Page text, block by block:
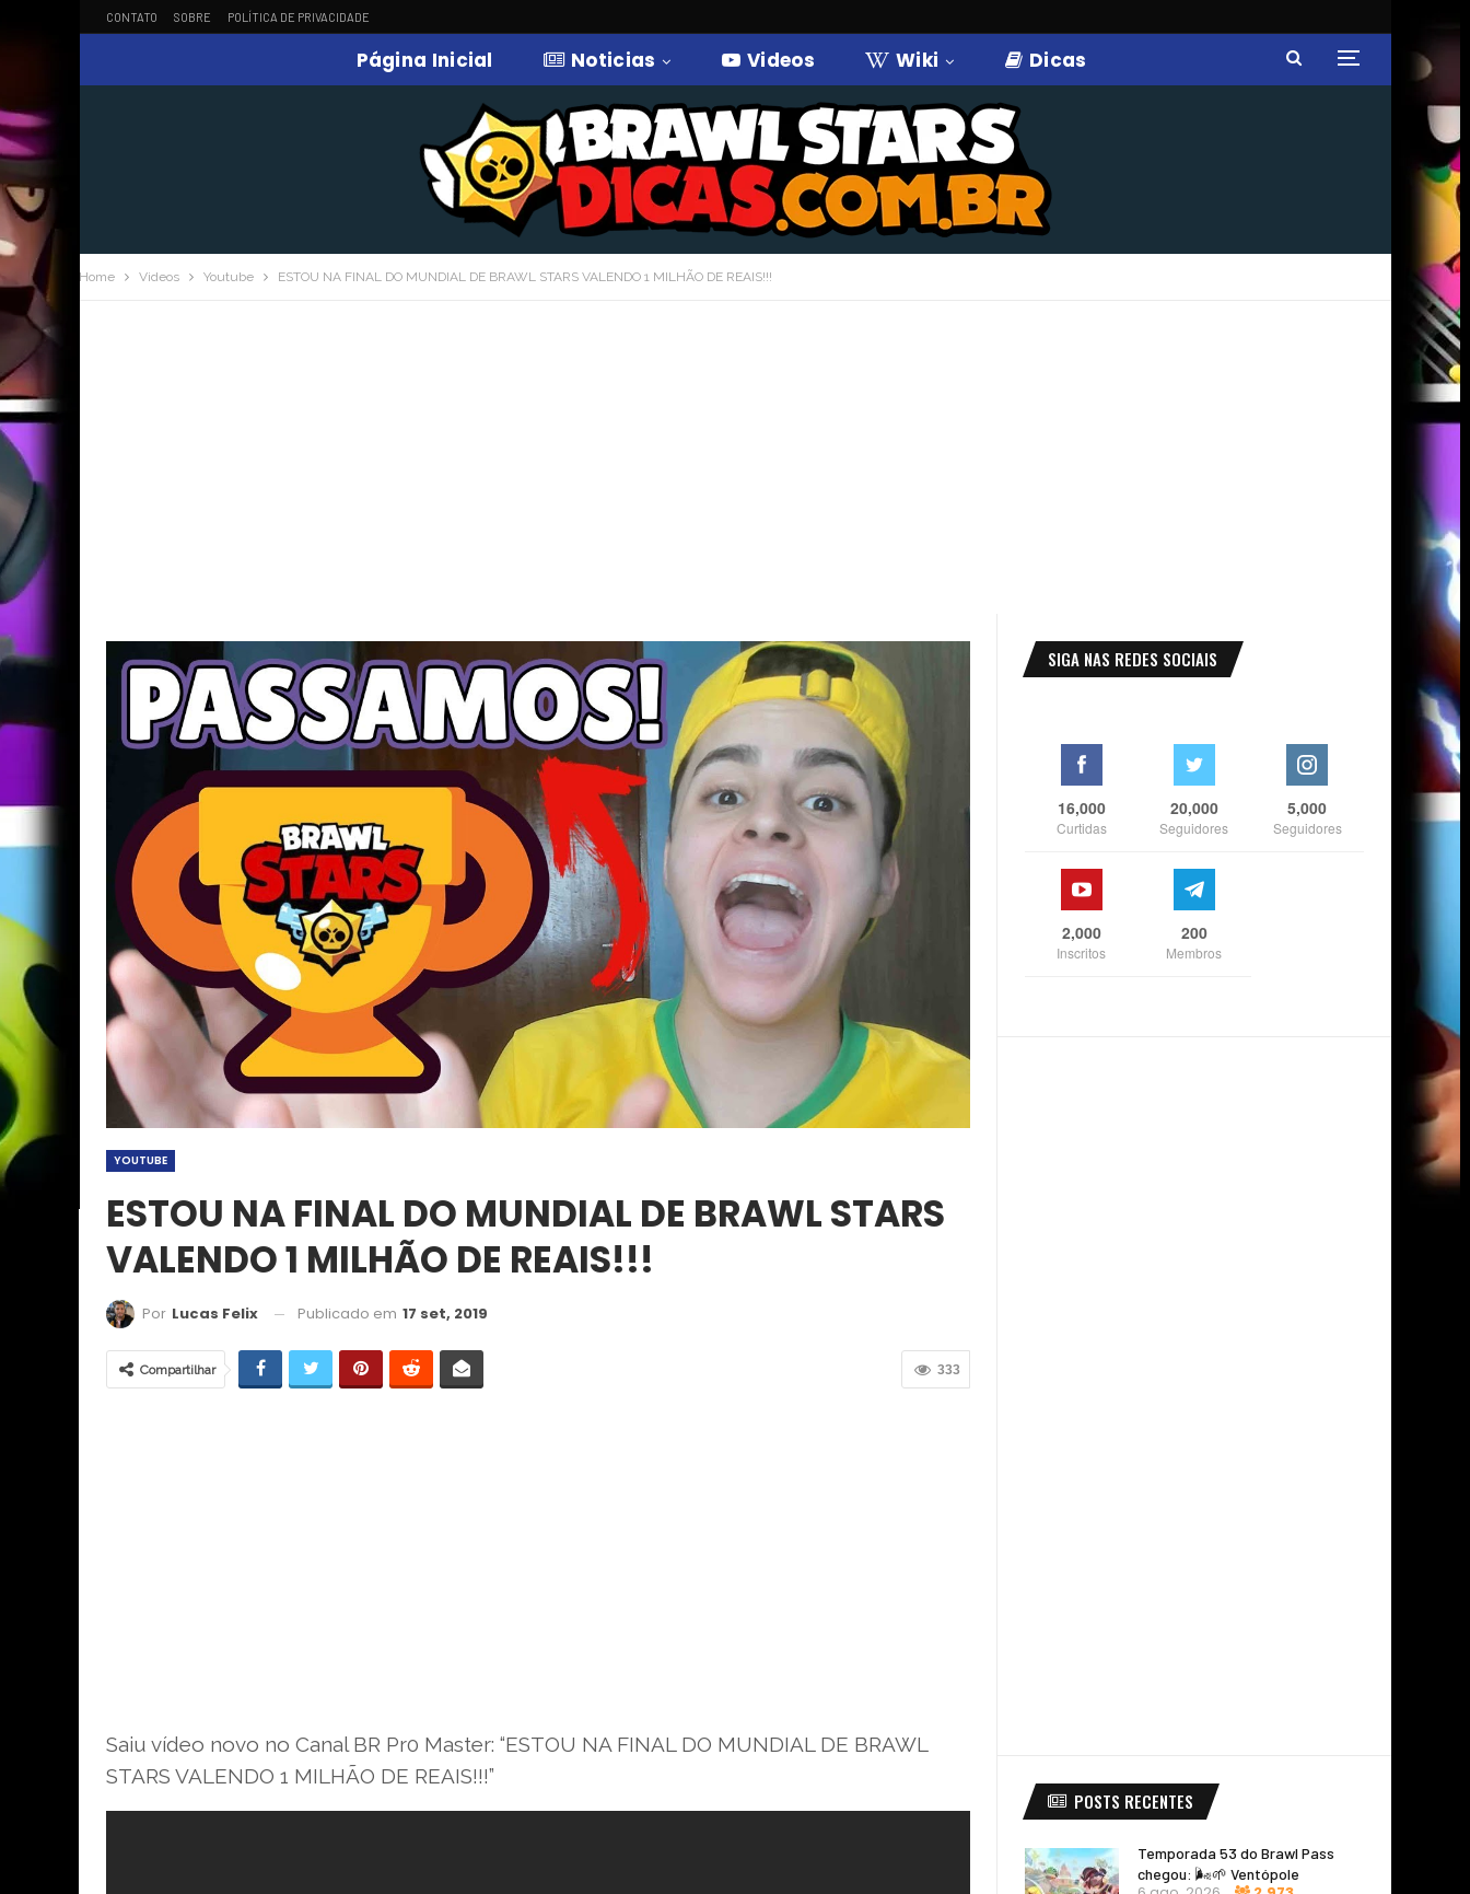
CONTATO SOBRE POLÍTICA DE PRIVACIDADE
Página Inicial Noticias Videos Wiki Dicas
Home Videos Youtube ESTOU NA FINAL DO MUNDIAL DE BRAWL STARS VALENDO 1 MILHÃO DE REAIS!!!
YOUTUBE
ESTOU NA FINAL DO MUNDIAL DE BRAWL STARS
VALENDO 1 MILHÃO DE REAIS!!!
Por Lucas Felix Publicado em 17 set, 2019
333
Compartilhar
Saiu vídeo novo no Canal BR Pr0 Master: “ESTOU NA FINAL DO MUNDIAL DE BRAWL
STARS VALENDO 1 MILHÃO DE REAIS!!!”
SIGA NAS REDES SOCIAIS
16,000
Curtidas
20,000
Seguidores
5,000
Seguidores
2,000
Inscritos
200
Membros
POSTS RECENTES
Temporada 53 do Brawl Pass
chegou: 🌬️🌱 Ventópole